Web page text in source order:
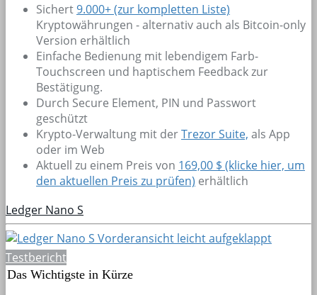
Sichert9.000+(zur kompletten Liste)
Kryptowährungen - alternativ auch als Bitcoin-only
Version erhältlich
Einfache Bedienung mit lebendigem Farb-
Touchscreen und haptischem Feedback zur
Bestätigung.
Durch Secure Element, PIN und Passwort
geschützt
Krypto-Verwaltung mit derTrezor Suite, als App
oder im Web
Aktuell zu einem Preis von 169,00 $ (klicke hier, um
den aktuellen Preis zu prüfen) erhältlich
Ledger Nano S
Testbericht
Das Wichtigste in Kürze